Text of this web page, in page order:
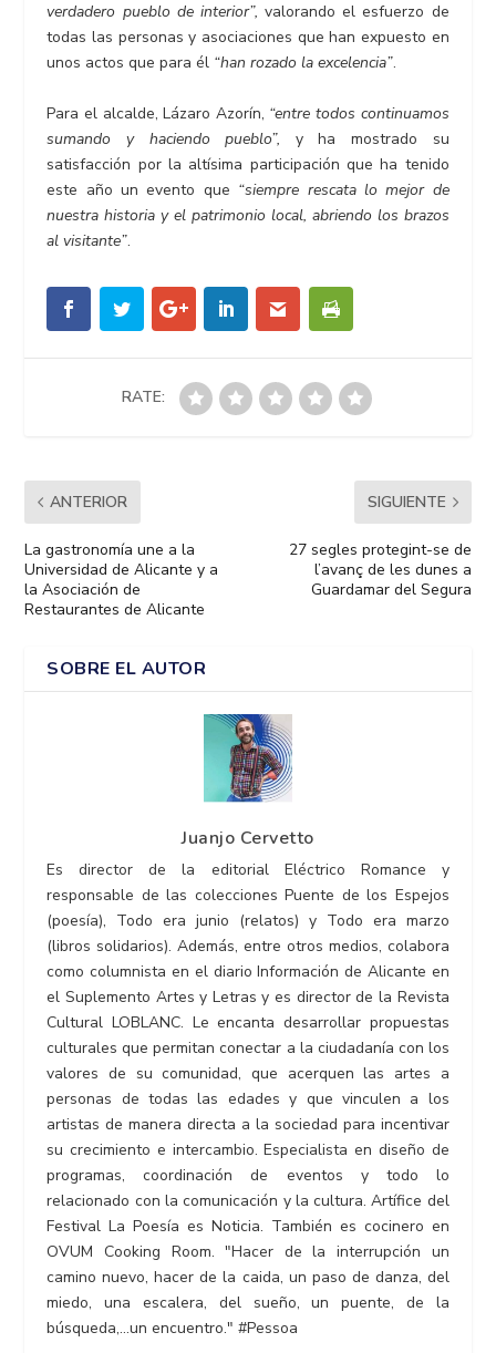
verdadero pueblo de interior”, valorando el esfuerzo de
todas las personas y asociaciones que han expuesto en
unos actos que para él “han rozado la excelencia”.
Para el alcalde, Lázaro Azorín, “entre todos continuamos
sumando y haciendo pueblo”, y ha mostrado su
satisfacción por la altísima participación que ha tenido
este año un evento que “siempre rescata lo mejor de
nuestra historia y el patrimonio local, abriendo los brazos
al visitante”.
RATE:
ANTERIOR
La gastronomía une a la
Universidad de Alicante y a
la Asociación de
Restaurantes de Alicante
SIGUIENTE
27 segles protegint-se de
l’avanç de les dunes a
Guardamar del Segura
SOBRE EL AUTOR
Juanjo Cervetto
Es director de la editorial Eléctrico Romance y
responsable de las colecciones Puente de los Espejos
(poesía), Todo era junio (relatos) y Todo era marzo
(libros solidarios). Además, entre otros medios, colabora
como columnista en el diario Información de Alicante en
el Suplemento Artes y Letras y es director de la Revista
Cultural LOBLANC. Le encanta desarrollar propuestas
culturales que permitan conectar a la ciudadanía con los
valores de su comunidad, que acerquen las artes a
personas de todas las edades y que vinculen a los
artistas de manera directa a la sociedad para incentivar
su crecimiento e intercambio. Especialista en diseño de
programas, coordinación de eventos y todo lo
relacionado con la comunicación y la cultura. Artífice del
Festival La Poesía es Noticia. También es cocinero en
OVUM Cooking Room. "Hacer de la interrupción un
camino nuevo, hacer de la caida, un paso de danza, del
miedo, una escalera, del sueño, un puente, de la
búsqueda,...un encuentro." #Pessoa